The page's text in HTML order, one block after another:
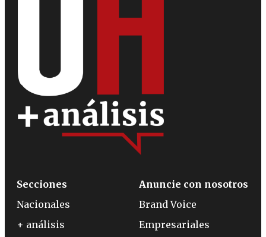
Secciones
Nacionales
+ análisis
Anuncie con nosotros
Brand Voice
Empresariales